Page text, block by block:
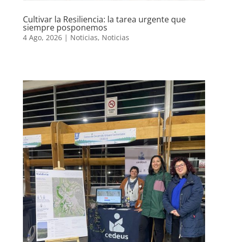
Cultivar la Resiliencia: la tarea urgente que
siempre posponemos
4 Ago, 2026| Noticias, Noticias